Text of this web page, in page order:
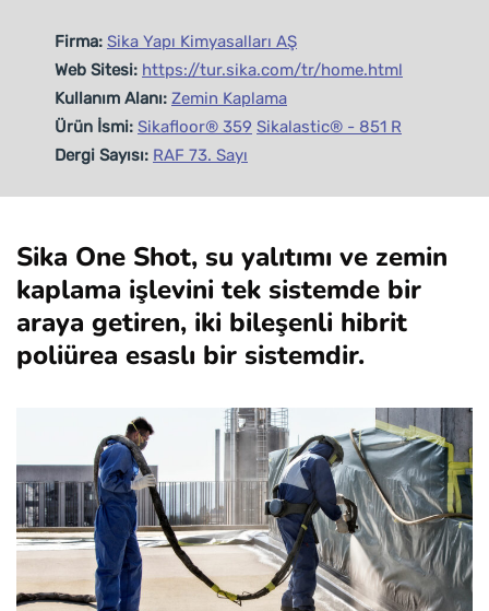
Firma: Sika Yapı Kimyasalları AŞ
Web Sitesi: https://tur.sika.com/tr/home.html
Kullanım Alanı: Zemin Kaplama
Ürün İsmi: Sikafloor® 359 Sikalastic® - 851 R
Dergi Sayısı: RAF 73. Sayı
Sika One Shot, su yalıtımı ve zemin
kaplama işlevini tek sistemde bir
araya getiren, iki bileşenli hibrit
poliürea esaslı bir sistemdir.